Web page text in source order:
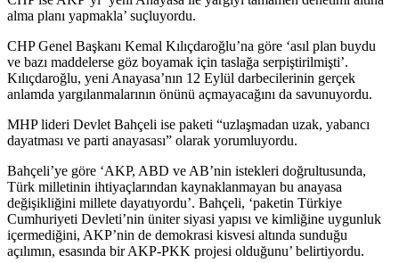
alma planı yapmakla’ suçluyordu.
CHP Genel Başkanı Kemal Kılıçdaroğlu’na göre ‘asıl plan buydu
ve bazı maddelerse göz boyamak için taslağa serpiştirilmişti’.
Kılıçdaroğlu, yeni Anayasa’nın 12 Eylül darbecilerinin gerçek
anlamda yargılanmalarının önünü açmayacağını da savunuyordu.
MHP lideri Devlet Bahçeli ise paketi “uzlaşmadan uzak, yabancı
dayatması ve parti anayasası” olarak yorumluyordu.
Bahçeli’ye göre ‘AKP, ABD ve AB’nin istekleri doğrultusunda,
Türk milletinin ihtiyaçlarından kaynaklanmayan bu anayasa
değişikliğini millete dayatıyordu’. Bahçeli, ‘paketin Türkiye
Cumhuriyeti Devleti’nin üniter siyasi yapısı ve kimliğine uygunluk
içermediğini, AKP’nin de demokrasi kisvesi altında sunduğu
açılımın, esasında bir AKP-PKK projesi olduğunu’ belirtiyordu.